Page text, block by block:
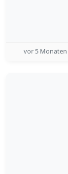
vor 5 Monaten